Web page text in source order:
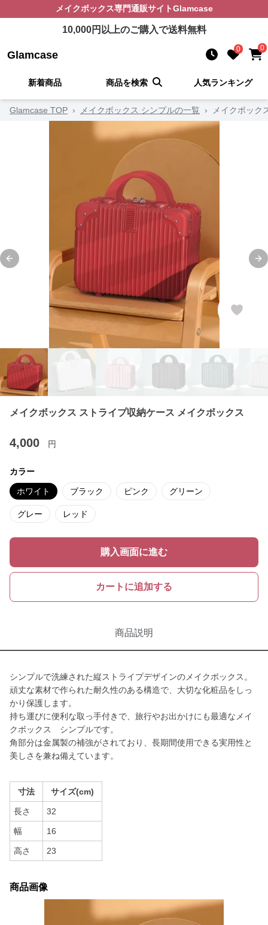
メイクボックス専門通販サイトGlamcase
10,000円以上のご購入で送料無料
Glamcase 0 0
新着商品 商品を検索 人気ランキング
Glamcase TOP › メイクボックス シンプルの一覧 › メイクボック
Previous slide
メイクボックス ストライプ収納ケース メイクボックス
4,000 円
カラー
ホワイト ブラック ピンク グリーン
グレー レッド
購入画面に進む
カートに追加する
商品説明
シンプルで洗練された縦ストライプデザインのメイクボックス。
頑丈な素材で作られた耐久性のある構造で、大切な化粧品をしっ
かり保護します。
持ち運びに便利な取っ手付きで、旅行やお出かけにも最適なメイ
クボックス シンプルです。
角部分は金属製の補強がされており、長期間使用できる実用性と
美しさを兼ね備えています。
寸法 サイズ(cm)
長さ 32
幅 16
高さ 23
商品画像